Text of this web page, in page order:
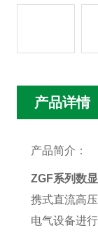
产品详情
产品简介：
ZGF系列数
携式直流高
电气设备进